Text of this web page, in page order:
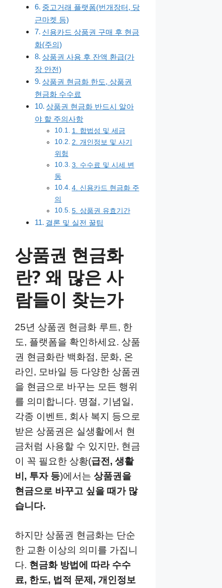
중고거래 플랫폼(번개장터, 당
근마켓 등)
신용카드 상품권 구매 후 현금
화(주의)
상품권 사용 후 잔액 환급(가
장 안전)
상품권 현금화 한도, 상품권
현금화 수수료
상품권 현금화 반드시 알아
야 할 주의사항
1. 합법성 및 세금
2. 개인정보 및 사기
위험
3. 수수료 및 시세 변
동
4. 신용카드 현금화 주
의
5. 상품권 유효기간
결론 및 실전 꿀팁
상품권 현금화
란? 왜 많은 사
람들이 찾는가
25년 상품권 현금화 루트, 한
도, 플랫폼을 확인하세요. 상품
권 현금화란 백화점, 문화, 온
라인, 모바일 등 다양한 상품권
을 현금으로 바꾸는 모든 행위
를 의미합니다. 명절, 기념일,
각종 이벤트, 회사 복지 등으로
받은 상품권은 실생활에서 현
금처럼 사용할 수 있지만, 현금
이 꼭 필요한 상황(급전, 생활
비, 투자 등)에서는 상품권을
현금으로 바꾸고 싶을 때가 많
습니다.
하지만 상품권 현금화는 단순
한 교환 이상의 의미를 가집니
다. 현금화 방법에 따라 수수
료, 한도, 법적 문제, 개인정보